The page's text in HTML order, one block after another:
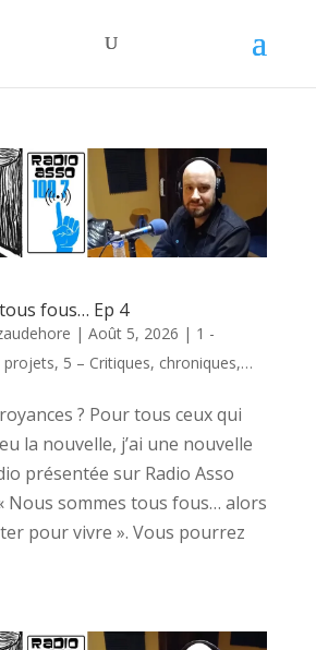
fous… Ep 4
| Août 5, 2026 | 1 -
projets, 5 – Critiques, chroniques,…
? Pour tous ceux qui
la nouvelle, j’ai une nouvelle
présentée sur Radio Asso
Nous sommes tous fous… alors
pour vivre ». Vous pourrez